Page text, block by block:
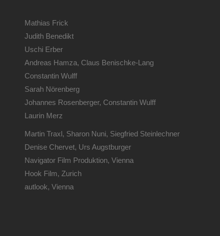
Mathias Frick
Judith Benedikt
Uschi Erber
Andreas Hamza, Claus Benischke-Lang
Constantin Wulff
Sarah Nörenberg
Johannes Rosenberger, Constantin Wulff
Laurin Merz
Martin Traxl, Sharon Nuni, Siegfried Steinlechner
Denise Chervet, Urs Augstburger
Navigator Film Produktion, Vienna
Hook Film, Zurich
autlook, Vienna